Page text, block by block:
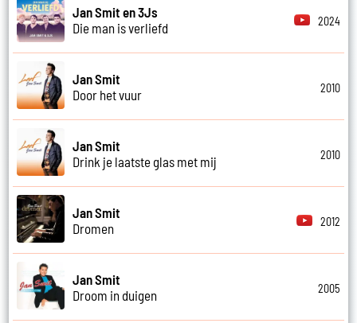
Jan Smit en 3Js
Die man is verliefd
2024
Jan Smit
Door het vuur
2010
Jan Smit
Drink je laatste glas met mij
2010
Jan Smit
Dromen
2012
Jan Smit
Droom in duigen
2005